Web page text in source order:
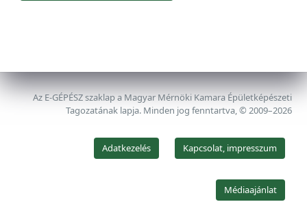
Az E-GÉPÉSZ szaklap a Magyar Mérnöki Kamara Épületképészeti
Tagozatának lapja. Minden jog fenntartva, © 2009–2026
Adatkezelés Kapcsolat, impresszum
Médiaajánlat